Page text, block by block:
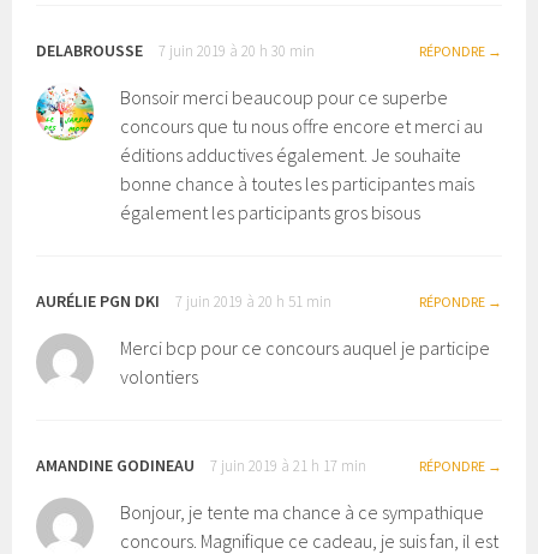
DELABROUSSE 7 juin 2019 à 20 h 30 min RÉPONDRE
Bonsoir merci beaucoup pour ce superbe
concours que tu nous offre encore et merci au
éditions adductives également. Je souhaite
bonne chance à toutes les participantes mais
également les participants gros bisous
AURÉLIE PGN DKI 7 juin 2019 à 20 h 51 min RÉPONDRE
Merci bcp pour ce concours auquel je participe
volontiers
AMANDINE GODINEAU 7 juin 2019 à 21 h 17 min RÉPONDRE
Bonjour, je tente ma chance à ce sympathique
concours. Magnifique ce cadeau, je suis fan, il est